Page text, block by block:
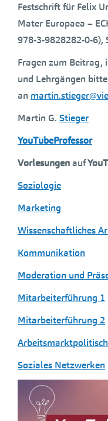
Festschrift für Felix
Mater Europaea –
978-3-9828282-0-6),
Fragen zum Beitrag,
und Lehrgängen bitte
an
Martin G. Stieger
YouTubeProfessor
Vorlesungenauf
Soziologie
Marketing
Wissenschaftliches
Kommunikation
Moderation und
Mitarbeiterführung 1
Mitarbeiterführung 2
Soziales Netzwerken